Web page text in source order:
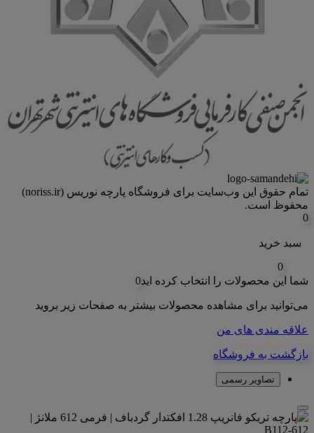
تمام حقوق اين وب‌سايت برای فروشگاه پارچه نوریس (noriss.ir)
محفوظ است.
0
سبد خرید
0
شما این محصولات را انتخاب کرده اید0
می‌توانید برای مشاهده محصولات بیشتر به صفحات زیر بروید
علاقه مندی های من
بازگشت به فروشگاه
تصاویر رسمی